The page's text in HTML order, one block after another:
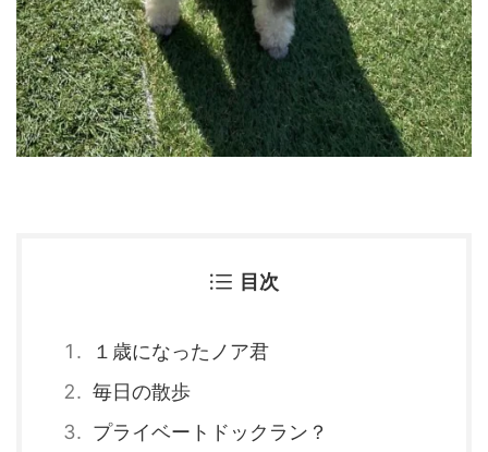
目次
１歳になったノア君
毎日の散歩
プライベートドックラン？